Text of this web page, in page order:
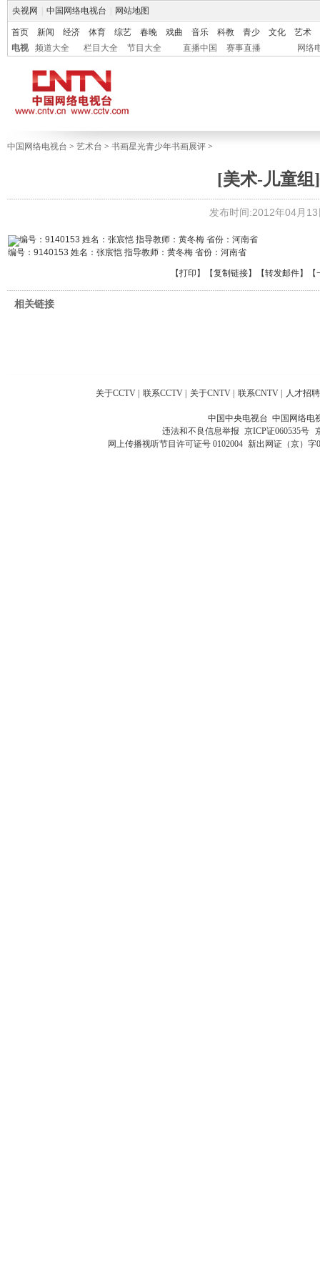
央视网 中国网络电视台 网站地图
首页 新闻 经济 体育 综艺 春晚 戏曲 音乐 科教 青少 文化
艺术
电视
频道大全 栏目大全 节目大全 直播中国 赛事直播 网络
中国网络电视台 > 艺术台 > 书画星光青少年书画展评 >
[美术-儿童组
发布时间:2012年04月
编号：9140153 姓名：张宸恺 指导教师：黄冬梅 省份：河南省
【打印 】【复制链接】【转发邮件】
相关链接
关于CCTV 联系CCTV 关于CNTV 联系CNTV 人才招聘
中国中央电视台 中国网络电
违法和不良信息举报 京ICP证060535号
网上传播视听节目许可证号 0102004 新出网证（京）